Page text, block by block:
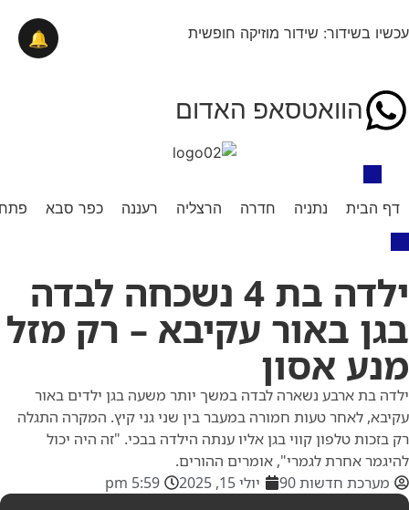
עכשיו בשידור: שידור מוזיקה חופשית
הוואטסאפ האדום
דף הבית נתניה חדרה הרצליה רעננה כפר סבא
ילדה בת 4 נשכחה לבדה
בגן באור עקיבא – רק מזל
מנע אסון
ילדה בת ארבע נשארה לבדה במשך יותר משעה בגן ילדים באור
עקיבא, לאחר טעות חמורה במעבר בין שני גני קיץ. המקרה התגלה
רק בזכות טלפון קווי בגן אליו ענתה הילדה בבכי. "זה היה יכול
להיגמר אחרת לגמרי", אומרים ההורים.
מערכת חדשות 90
יולי 15, 2025 5:59 pm
🔔